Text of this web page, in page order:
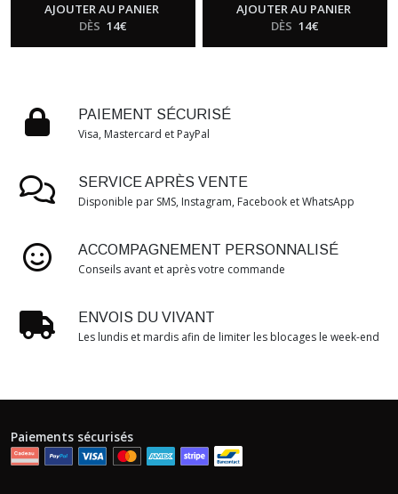
AJOUTER AU PANIER
DÈS 14€
AJOUTER AU PANIER
DÈS 14€
PAIEMENT SÉCURISÉ
Visa, Mastercard et PayPal
SERVICE APRÈS VENTE
Disponible par SMS, Instagram, Facebook et WhatsApp
ACCOMPAGNEMENT PERSONNALISÉ
Conseils avant et après votre commande
ENVOIS DU VIVANT
Les lundis et mardis afin de limiter les blocages le week-end
Paiements sécurisés